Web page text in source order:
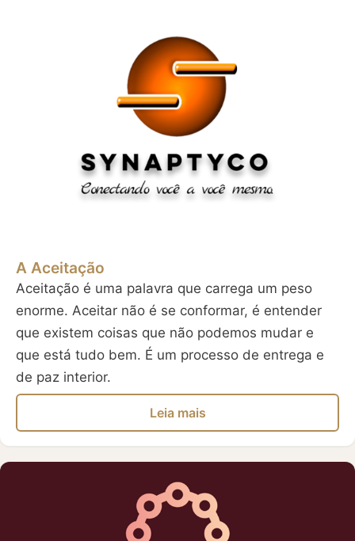
A Aceitação
Aceitação é uma palavra que carrega um peso
enorme. Aceitar não é se conformar, é entender
que existem coisas que não podemos mudar e
que está tudo bem. É um processo de entrega e
de paz interior.
Leia mais